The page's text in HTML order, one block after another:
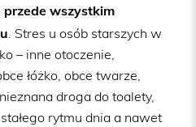
przede wszystkim
. Stres u osób starszych w
– inne otoczenie,
łóżko, obce twarze,
droga do toalety,
rytmu dnia a nawet